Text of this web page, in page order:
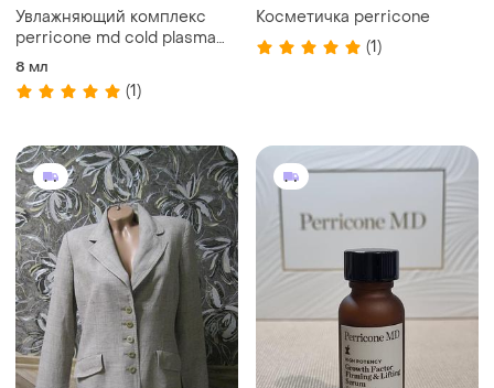
Увлажняющий комплекс
perricone md cold plasma
7.5ml/15ml
8 мл
(1)
Косметичка perricone
(1)